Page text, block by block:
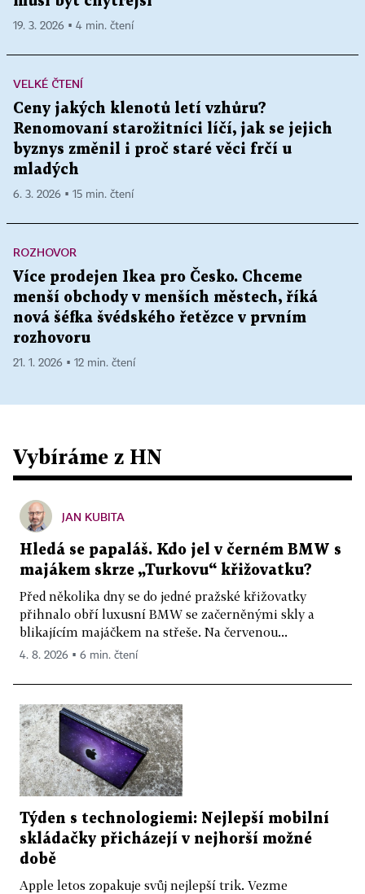
19. 3. 2026 ▪ 4 min. čtení
VELKÉ ČTENÍ
Ceny jakých klenotů letí vzhůru?
Renomovaní starožitníci líčí, jak se jejich
byznys změnil i proč staré věci frčí u
mladých
6. 3. 2026 ▪ 15 min. čtení
ROZHOVOR
Více prodejen Ikea pro Česko. Chceme
menší obchody v menších městech, říká
nová šéfka švédského řetězce v prvním
rozhovoru
21. 1. 2026 ▪ 12 min. čtení
Vybíráme z HN
JAN KUBITA
Hledá se papaláš. Kdo jel v černém BMW s
majákem skrze „Turkovu“ křižovatku?
Před několika dny se do jedné pražské křižovatky
přihnalo obří luxusní BMW se začerněnými skly a
blikajícím majáčkem na střeše. Na červenou...
4. 8. 2026 ▪ 6 min. čtení
Týden s technologiemi: Nejlepší mobilní
skládačky přicházejí v nejhorší možné
době
Apple letos zopakuje svůj nejlepší trik. Vezme